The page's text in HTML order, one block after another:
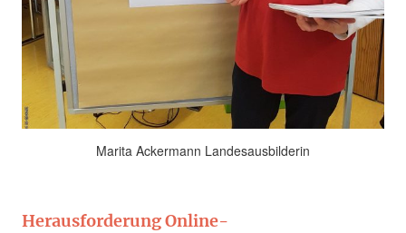
Marita Ackermann Landesausbilderin
Herausforderung Online-